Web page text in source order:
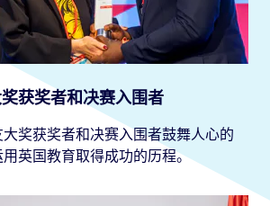
获奖者和决赛入围者
奖获奖者和决赛入围者鼓舞人心的
英国教育取得成功的历程。